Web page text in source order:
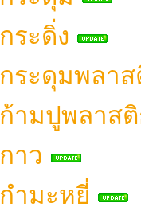
กระดิ่ง
กระดุมพลา
ก้ามปูพลาส
กาว
กำมะหยี่